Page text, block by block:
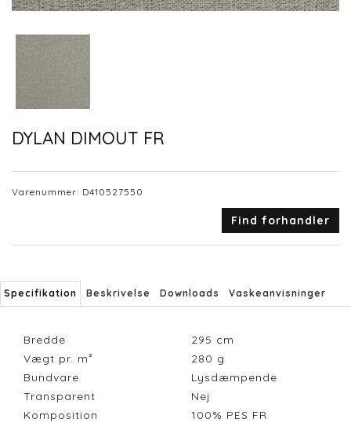
DYLAN DIMOUT FR
Varenummer: D410527550
Find forhandler
Specifikation Beskrivelse Downloads Vaskeanvisninger
Bredde 295 cm
Vægt pr. m²
280 g
Bundvare
Lysdæmpende
Transparent
Nej
Komposition
100% PES FR